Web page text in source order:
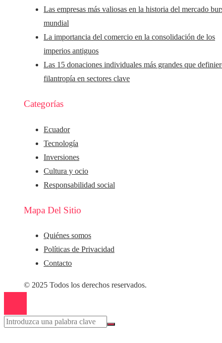
Las empresas más valiosas en la historia del mercado
mundial
La importancia del comercio en la consolidación de los
imperios antiguos
Las 15 donaciones individuales más grandes que
filantropía en sectores clave
Categorías
Ecuador
Tecnología
Inversiones
Cultura y ocio
Responsabilidad social
Mapa Del Sitio
Quiénes somos
Políticas de Privacidad
Contacto
© 2025 Todos los derechos reservados.